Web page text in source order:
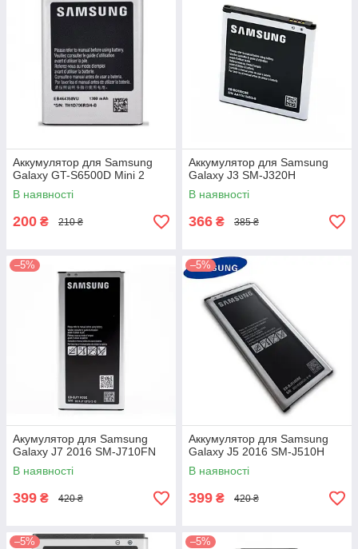
Аккумулятор для Samsung
Galaxy GT-S6500D Mini 2
В наявності
200 ₴ 210 ₴
Аккумулятор для Samsung
Galaxy J3 SM-J320H
В наявності
366 ₴ 385 ₴
–5%
Акумулятор для Samsung
Galaxy J7 2016 SM-J710FN
В наявності
399 ₴ 420 ₴
–5%
Аккумулятор для Samsung
Galaxy J5 2016 SM-J510H
В наявності
399 ₴ 420 ₴
–5% –5%